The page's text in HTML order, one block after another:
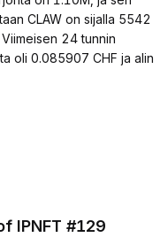
CLAW on sijalla 5542
24 tunnin
oli 0.085907 CHF ja alin
IPNFT #129